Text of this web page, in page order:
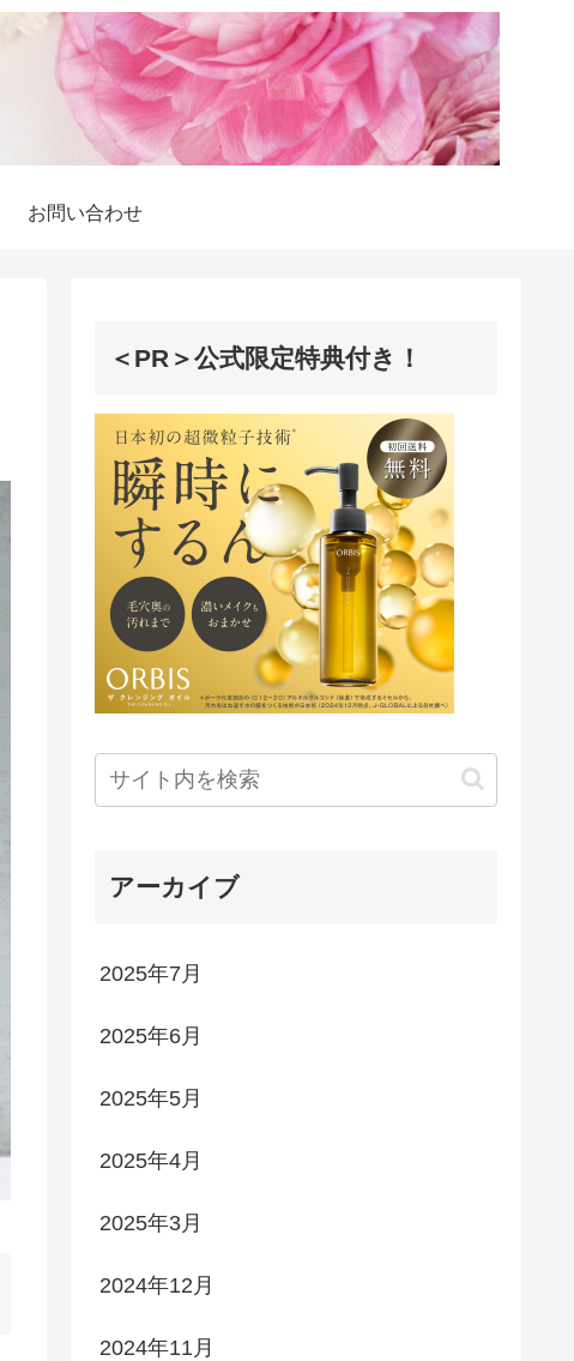
お問い合わせ
＜PR＞公式限定特典付き！
アーカイブ
2025年7月
2025年6月
2025年5月
2025年4月
2025年3月
2024年12月
2024年11月